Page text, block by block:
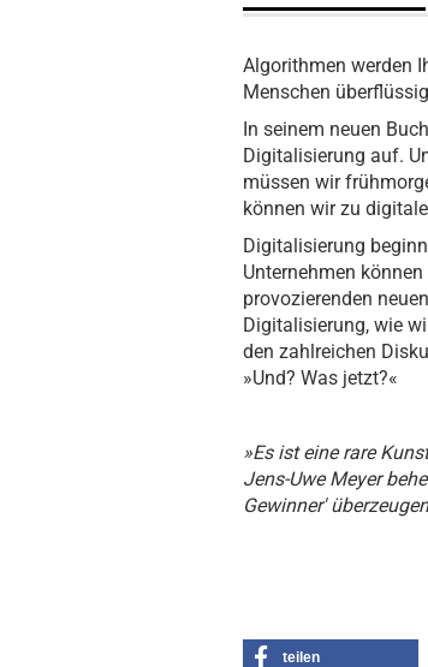
Algorithmen werden
Menschen
In seinem neuen
Digitalisierung auf.
müssen wir
können wir zu
Digitalisierung
Unternehmen
provozierenden
Digitalisierung, wie
den zahlreichen
»Und? Was jetzt?«
»Es ist eine rare
Jens-Uwe Meyer
Gewinner'
teilen